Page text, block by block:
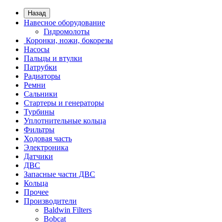
Назад
Навесное оборудование
Гидромолоты
Коронки, ножи, бокорезы
Насосы
Пальцы и втулки
Патрубки
Радиаторы
Ремни
Сальники
Стартеры и генераторы
Турбины
Уплотнительные кольца
Фильтры
Ходовая часть
Электроника
Датчики
ДВС
Запасные части ДВС
Кольца
Прочее
Производители
Baldwin Filters
Bobcat